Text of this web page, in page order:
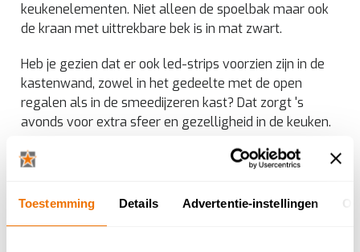
Toestemming Details Advertentie-instellingen
keukenelementen. Niet alleen de spoelbak maar ook
de kraan met uittrekbare bek is in mat zwart.
Heb je gezien dat er ook led-strips voorzien zijn in de
kastenwand, zowel in het gedeelte met de open
regalen als in de smeedijzeren kast? Dat zorgt 's
avonds voor extra sfeer en gezelligheid in de keuken.